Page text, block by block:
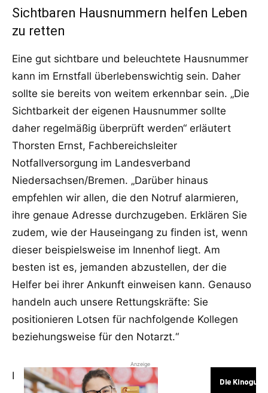
Sichtbaren Hausnummern helfen Leben
zu retten
Eine gut sichtbare und beleuchtete Hausnummer
kann im Ernstfall überlebenswichtig sein. Daher
sollte sie bereits von weitem erkennbar sein. „Die
Sichtbarkeit der eigenen Hausnummer sollte
daher regelmäßig überprüft werden“ erläutert
Thorsten Ernst, Fachbereichsleiter
Notfallversorgung im Landesverband
Niedersachsen/Bremen. „Darüber hinaus
empfehlen wir allen, die den Notruf alarmieren,
ihre genaue Adresse durchzugeben. Erklären Sie
zudem, wie der Hauseingang zu finden ist, wenn
dieser beispielsweise im Innenhof liegt. Am
besten ist es, jemanden abzustellen, der die
Helfer bei ihrer Ankunft einweisen kann. Genauso
handeln auch unsere Rettungskräfte: Sie
positionieren Lotsen für nachfolgende Kollegen
beziehungsweise für den Notarzt.“
Anzeige
I